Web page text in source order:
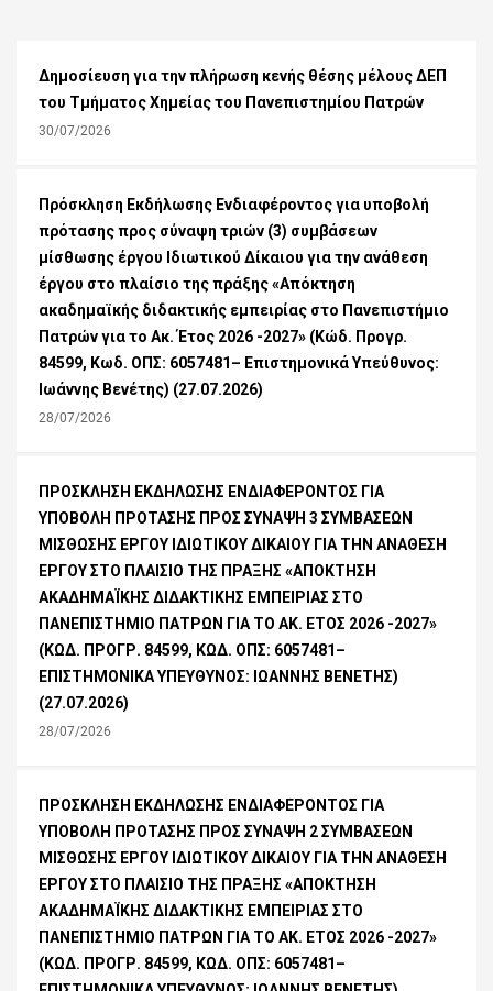
Δημοσίευση για την πλήρωση κενής θέσης μέλους ΔΕΠ
του Τμήματος Χημείας του Πανεπιστημίου Πατρών
30/07/2026
Πρόσκληση Εκδήλωσης Ενδιαφέροντος για υποβολή
πρότασης προς σύναψη τριών (3) συμβάσεων
μίσθωσης έργου Ιδιωτικού Δίκαιου για την ανάθεση
έργου στο πλαίσιο της πράξης «Απόκτηση
ακαδημαϊκής διδακτικής εμπειρίας στο Πανεπιστήμιο
Πατρών για το Ακ. Έτος 2026 -2027» (Κώδ. Προγρ.
84599, Κωδ. ΟΠΣ: 6057481– Επιστημονικά Υπεύθυνος:
Ιωάννης Βενέτης) (27.07.2026)
28/07/2026
ΠΡΟΣΚΛΗΣΗ ΕΚΔΗΛΩΣΗΣ ΕΝΔΙΑΦΕΡΟΝΤΟΣ ΓΙΑ
ΥΠΟΒΟΛΗ ΠΡΟΤΑΣΗΣ ΠΡΟΣ ΣΥΝΑΨΗ 3 ΣΥΜΒΑΣΕΩΝ
ΜΙΣΘΩΣΗΣ ΕΡΓΟΥ ΙΔΙΩΤΙΚΟΥ ΔΙΚΑΙΟΥ ΓΙΑ ΤΗΝ ΑΝΑΘΕΣΗ
ΕΡΓΟΥ ΣΤΟ ΠΛΑΙΣΙΟ ΤΗΣ ΠΡΑΞΗΣ «ΑΠΟΚΤΗΣΗ
ΑΚΑΔΗΜΑΪΚΗΣ ΔΙΔΑΚΤΙΚΗΣ ΕΜΠΕΙΡΙΑΣ ΣΤΟ
ΠΑΝΕΠΙΣΤΗΜΙΟ ΠΑΤΡΩΝ ΓΙΑ ΤΟ ΑΚ. ΕΤΟΣ 2026 -2027»
(ΚΩΔ. ΠΡΟΓΡ. 84599, ΚΩΔ. ΟΠΣ: 6057481–
ΕΠΙΣΤΗΜΟΝΙΚΑ ΥΠΕΥΘΥΝΟΣ: ΙΩΑΝΝΗΣ ΒΕΝΕΤΗΣ)
(27.07.2026)
28/07/2026
ΠΡΟΣΚΛΗΣΗ ΕΚΔΗΛΩΣΗΣ ΕΝΔΙΑΦΕΡΟΝΤΟΣ ΓΙΑ
ΥΠΟΒΟΛΗ ΠΡΟΤΑΣΗΣ ΠΡΟΣ ΣΥΝΑΨΗ 2 ΣΥΜΒΑΣΕΩΝ
ΜΙΣΘΩΣΗΣ ΕΡΓΟΥ ΙΔΙΩΤΙΚΟΥ ΔΙΚΑΙΟΥ ΓΙΑ ΤΗΝ ΑΝΑΘΕΣΗ
ΕΡΓΟΥ ΣΤΟ ΠΛΑΙΣΙΟ ΤΗΣ ΠΡΑΞΗΣ «ΑΠΟΚΤΗΣΗ
ΑΚΑΔΗΜΑΪΚΗΣ ΔΙΔΑΚΤΙΚΗΣ ΕΜΠΕΙΡΙΑΣ ΣΤΟ
ΠΑΝΕΠΙΣΤΗΜΙΟ ΠΑΤΡΩΝ ΓΙΑ ΤΟ ΑΚ. ΕΤΟΣ 2026 -2027»
(ΚΩΔ. ΠΡΟΓΡ. 84599, ΚΩΔ. ΟΠΣ: 6057481–